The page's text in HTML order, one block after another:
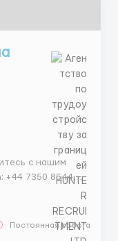
с нашим
+44 7350 864479
7351 536875 Вы
в
Постоянная работа